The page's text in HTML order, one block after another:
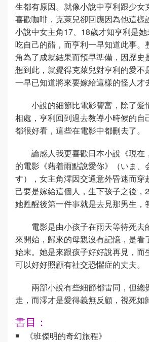
生都有原因。就像小說中亨利跟少女
喜歡咖啡，克萊兒卻回應因為他這樣
小說中女主角17、18歲才知亨利是
吃自己的醋，而亨利一早知道此事。
角為了成就結果而預早準備，因歷史
想到此，就覺得克萊兒對亨利的愛不
一早已知道將來要嫁給這樣的怪人才
小說的細節比電影豐富，除了愛
相處，亨利回到過去教導小時候的自
都很好看，這些在電影中都刪去了。
論感人我更喜歡日本小說《現在
的電影《藉着雨點說愛你》（いま、
す），女主角澪因交通意外昏迷而穿
己要是嫁給這個人，生下孩子之後，
她甦醒後第一件事就是去見那男生，
電影是由小孩子在雨天等待死去
來開始，歸來的母親沒有記憶，是看
始末。她是來跟孩子好好說再見，而
可以好好照顧有社交恐懼症的丈夫。
兩部小說有些細節都雷同，但總
走，而澪才是愛得義無反顧，視死如
書目：
《班傑明的奇幻旅程》